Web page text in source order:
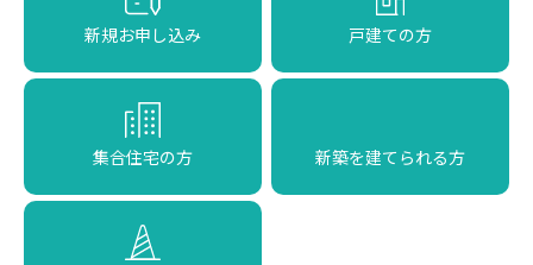
新規お申し込み 戸建ての方
集合住宅の方 新築を建てられる方